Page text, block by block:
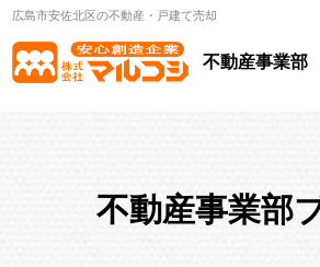
広島市安佐北区の不動産・戸建て売却
不動産事業部
不動産事業部